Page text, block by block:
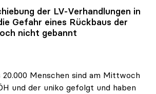
der LV-Verhandlungen in
Gefahr eines Rückbaus der
nicht gebannt
Menschen sind am Mittwoch
und der uniko gefolgt und haben